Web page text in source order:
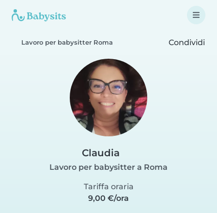
Lavoro per babysitter Roma Condividi
Claudia
Lavoro per babysitter a Roma
Tariffa oraria
9,00 €/ora